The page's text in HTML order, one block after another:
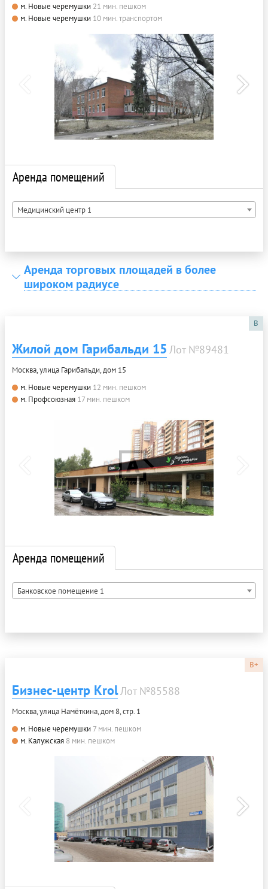
м. Новые черемушки 21 мин. пешком
м. Новые черемушки 10 мин. транспортом
Аренда помещений
Медицинский центр 1
Аренда торговых площадей в более
широком радиусе
B
Жилой дом Гарибальди 15 Лот №89481
Москва, улица Гарибальди, дом 15
м. Новые черемушки 12 мин. пешком
м. Профсоюзная 17 мин. пешком
Аренда помещений
Банковское помещение 1
B+
Бизнес-центр Krol Лот №85588
Москва, улица Намёткина, дом 8, стр. 1
м. Новые черемушки 7 мин. пешком
м. Калужская 8 мин. пешком